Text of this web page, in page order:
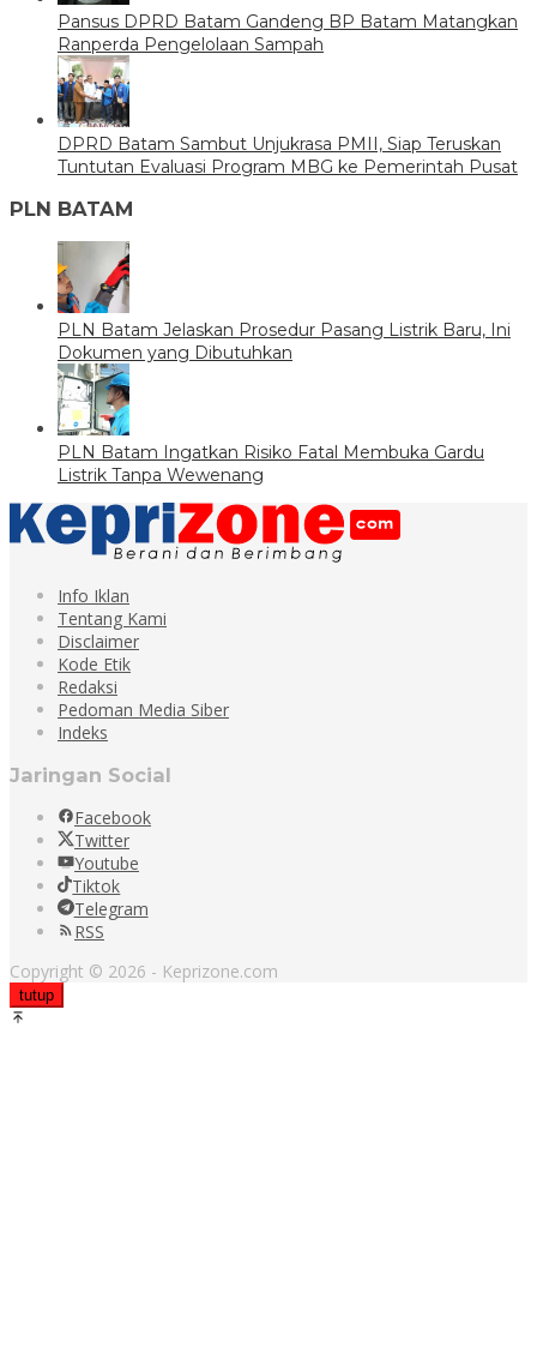
Pansus DPRD Batam Gandeng BP Batam Matangkan
Ranperda Pengelolaan Sampah
DPRD Batam Sambut Unjukrasa PMII, Siap Teruskan
Tuntutan Evaluasi Program MBG ke Pemerintah Pusat
PLN BATAM
PLN Batam Jelaskan Prosedur Pasang Listrik Baru, Ini
Dokumen yang Dibutuhkan
PLN Batam Ingatkan Risiko Fatal Membuka Gardu
Listrik Tanpa Wewenang
Info Iklan
Tentang Kami
Disclaimer
Kode Etik
Redaksi
Pedoman Media Siber
Indeks
Jaringan Social
Facebook
Twitter
Youtube
Tiktok
Telegram
RSS
Copyright © 2026 - Keprizone.com
tutup